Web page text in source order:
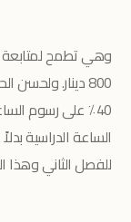
وهي تطمح لمتابعة
800 دينار.
للفصل الثاني وهذا